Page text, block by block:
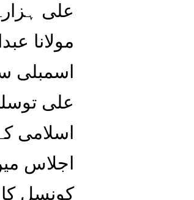
علی
مولانا
اسمبلی
علی
اسلامی
اجلاس
کونسل